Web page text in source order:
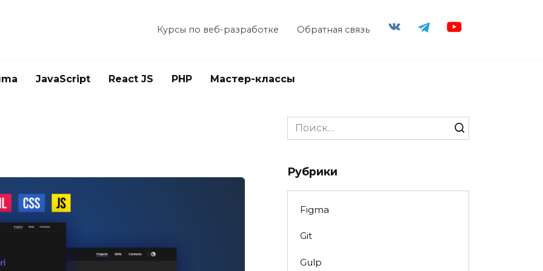
Курсы по веб-разработке Обратная связь
JavaScript React JS PHP Мастер-классы
Search
for:
Рубрики
Figma
Git
Gulp